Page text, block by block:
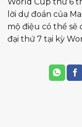
lời dự đoán của
mộ điệu có thể
đại thứ 7 tại kỳ